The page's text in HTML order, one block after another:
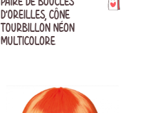
D'OREILLES, CÔNE
TOURBILLON NÉON
MULTICOLORE